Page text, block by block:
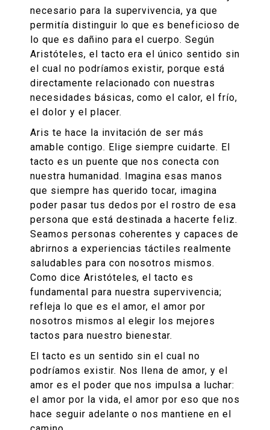
necesario para la supervivencia, ya que
permitía distinguir lo que es beneficioso de
lo que es dañino para el cuerpo. Según
Aristóteles, el tacto era el único sentido sin
el cual no podríamos existir, porque está
directamente relacionado con nuestras
necesidades básicas, como el calor, el frío,
el dolor y el placer.
Aris te hace la invitación de ser más
amable contigo. Elige siempre cuidarte. El
tacto es un puente que nos conecta con
nuestra humanidad. Imagina esas manos
que siempre has querido tocar, imagina
poder pasar tus dedos por el rostro de esa
persona que está destinada a hacerte feliz.
Seamos personas coherentes y capaces de
abrirnos a experiencias táctiles realmente
saludables para con nosotros mismos.
Como dice Aristóteles, el tacto es
fundamental para nuestra supervivencia;
refleja lo que es el amor, el amor por
nosotros mismos al elegir los mejores
tactos para nuestro bienestar.
El tacto es un sentido sin el cual no
podríamos existir. Nos llena de amor, y el
amor es el poder que nos impulsa a luchar:
el amor por la vida, el amor por eso que nos
hace seguir adelante o nos mantiene en el